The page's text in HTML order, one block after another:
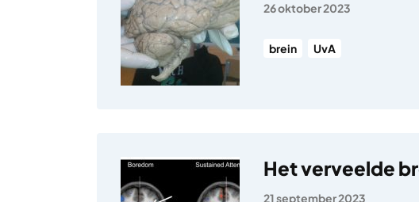
26 oktober 2023
brein UvA
Het verveelde
21 september 2023